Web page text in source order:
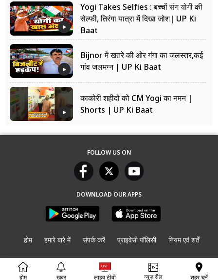
Yogi Takes Selfies : बच्चों संग योगी की
सेल्फी, तिरंगा यात्रा में दिखा जोश| UP Ki
Baat
Bijnor में खतरे की ओर गंगा का जलस्तर,कई
गांव जलमग्न | UP Ki Baat
काकोरी शहीदों को CM Yogi का नमन |
Shorts | UP Ki Baat
होम खबर लाइव टीवी न्यूज़ रील शहर चुनें
FOLLOW US ON
DOWNLOAD OUR APPS
होम हमारे बारे में संपर्क करें प्राइवेसी पॉलिसी नियम एवं शर्तें
© Copyright UP की बात2026. All rights reserved.